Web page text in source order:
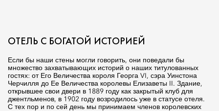
ОТЕЛЬ С БОГАТОЙ ИСТОРИЕЙ
Если бы наши стены могли говорить, они поведали бы
множество захватывающих историй о наших титулованных
гостях: от Его Величества короля Георга VI, сэра Уинстона
Черчилля до Ее Величества королевы Елизаветы II. Здание,
открывшее свои двери в 1889 году как закрытый клуб для
джентльменов, в 1902 году возродилось уже в статусе отеля.
С тех пор и по сей день мы принимаем членов королевских